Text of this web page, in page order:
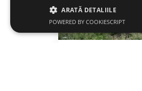
ARATĂ DETALIILE
POWERED BY COOKIESCRIPT